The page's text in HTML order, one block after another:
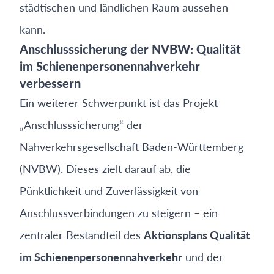
städtischen und ländlichen Raum aussehen
kann.
Anschlusssicherung der NVBW: Qualität
im Schienenpersonennahverkehr
verbessern
Ein weiterer Schwerpunkt ist das Projekt
„Anschlusssicherung“ der
Nahverkehrsgesellschaft Baden-Württemberg
(NVBW). Dieses zielt darauf ab, die
Pünktlichkeit und Zuverlässigkeit von
Anschlussverbindungen zu steigern – ein
zentraler Bestandteil des Aktionsplans Qualität
im Schienenpersonennahverkehr und der